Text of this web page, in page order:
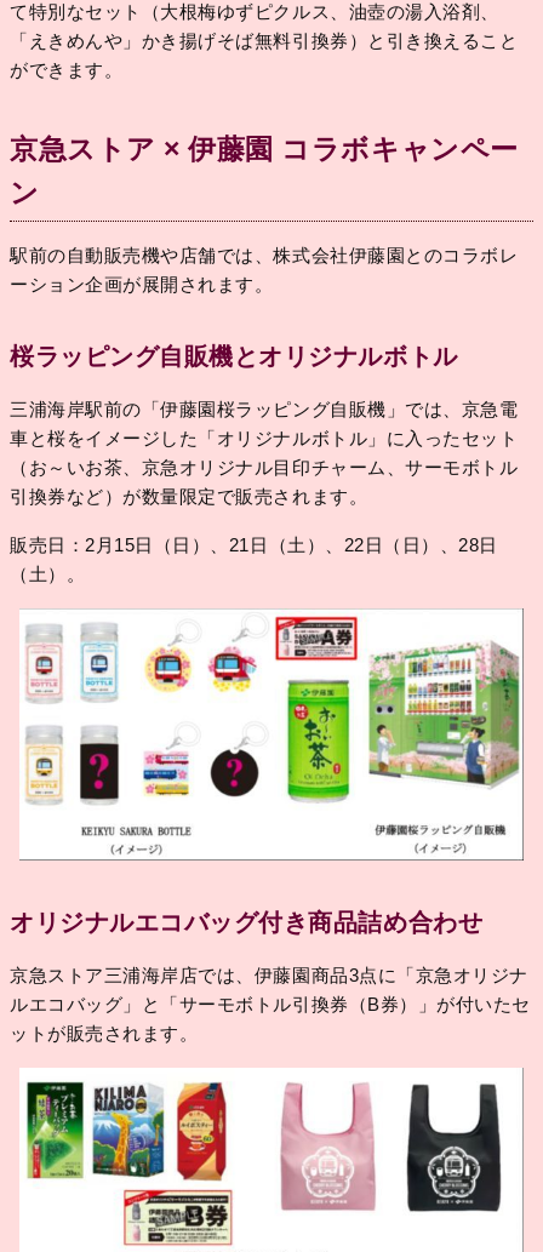
て特別なセット（大根梅ゆずピクルス、油壺の湯入浴剤、
「えきめんや」かき揚げそば無料引換券）と引き換えること
ができます。
京急ストア × 伊藤園 コラボキャンペー
ン
駅前の自動販売機や店舗では、株式会社伊藤園とのコラボレ
ーション企画が展開されます。
桜ラッピング自販機とオリジナルボトル
三浦海岸駅前の「伊藤園桜ラッピング自販機」では、京急電
車と桜をイメージした「オリジナルボトル」に入ったセット
（お～いお茶、京急オリジナル目印チャーム、サーモボトル
引換券など）が数量限定で販売されます。
販売日：2月15日（日）、21日（土）、22日（日）、28日
（土）。
オリジナルエコバッグ付き商品詰め合わせ
京急ストア三浦海岸店では、伊藤園商品3点に「京急オリジナ
ルエコバッグ」と「サーモボトル引換券（B券）」が付いたセ
ットが販売されます。